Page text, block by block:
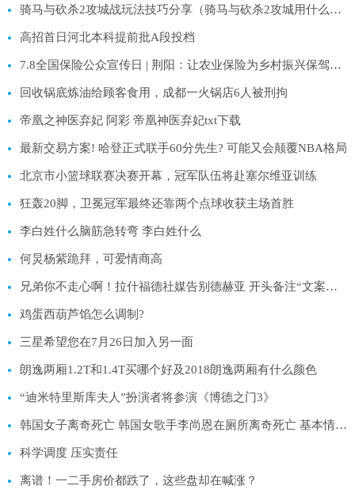
骑马与砍杀2攻城战玩法技巧分享（骑马与砍杀2攻城用什么兵种）
高招首日河北本科提前批A段投档
7.8全国保险公众宣传日 | 荆阳：让农业保险为乡村振兴保驾护航
回收锅底炼油给顾客食用，成都一火锅店6人被刑拘
帝凰之神医弃妃 阿彩 帝凰神医弃妃txt下载
最新交易方案! 哈登正式联手60分先生? 可能又会颠覆NBA格局
北京市小篮球联赛决赛开幕，冠军队伍将赴塞尔维亚训练
狂轰20脚，卫冕冠军最终还靠两个点球收获主场首胜
李白姓什么脑筋急转弯 李白姓什么
何炅杨紫跪拜，可爱情商高
兄弟你不走心啊！拉什福德社媒告别德赫亚 开头备注“文案建议”
鸡蛋西葫芦馅怎么调制?
三星希望您在7月26日加入另一面
朗逸两厢1.2T和1.4T买哪个好及2018朗逸两厢有什么颜色
“迪米特里斯库夫人”扮演者将参演《博德之门3》
韩国女子离奇死亡 韩国女歌手李尚恩在厕所离奇死亡 基本情况讲解
科学调度 压实责任
离谱！一二手房价都跌了，这些盘却在喊涨？